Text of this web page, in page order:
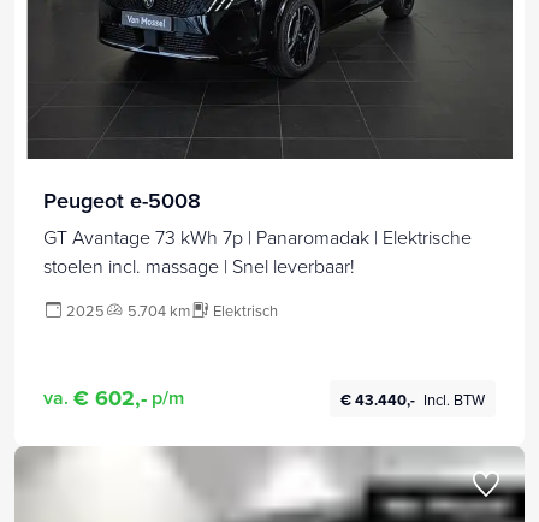
Peugeot e-5008
GT Avantage 73 kWh 7p | Panaromadak | Elektrische
stoelen incl. massage | Snel leverbaar!
2025 5.704 km Elektrisch
va. € 602,- p/m € 43.440,- Incl. BTW